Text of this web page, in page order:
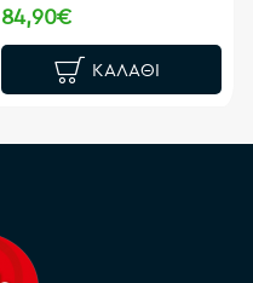
84,90€
ΚΑΛΆΘΙ